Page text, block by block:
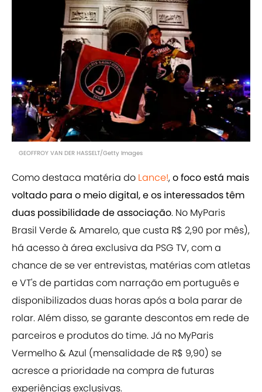
GEOFFROY VAN DER HASSELT/Getty Images
Como destaca matéria do Lance!,o foco está mais
voltado para o meio digital, e os interessados têm
duas possibilidade de associação. No MyParis
Brasil Verde & Amarelo, que custa R$ 2,90 por mês),
há acesso à área exclusiva da PSG TV, com a
chance de se ver entrevistas, matérias com atletas
e VT's de partidas com narração em português e
disponibilizados duas horas após a bola parar de
rolar. Além disso, se garante descontos em rede de
parceiros e produtos do time. Já no MyParis
Vermelho & Azul (mensalidade de R$ 9,90) se
acresce a prioridade na compra de futuras
experiências exclusivas.